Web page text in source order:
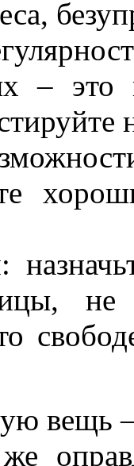
–
не
вещь